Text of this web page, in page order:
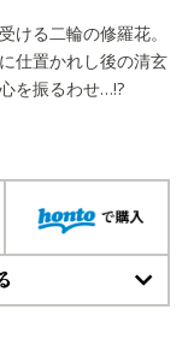
ける二輪の修羅花。
仕置かれし後の清玄
を振るわせ…!?